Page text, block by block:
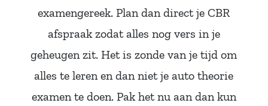
examengereek. Plan dan direct je CBR
afspraak zodat alles nog vers in je
geheugen zit. Het is zonde van je tijd om
alles te leren en dan niet je auto theorie
examen te doen. Pak het nu aan dan kun